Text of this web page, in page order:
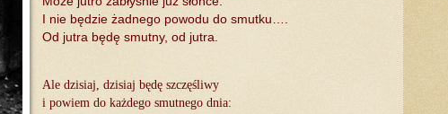
I nie będzie żadnego powodu do smutku….
Od jutra będę smutny, od jutra.
Ale dzisiaj, dzisiaj będę szczęśliwy
i powiem do każdego smutnego dnia: